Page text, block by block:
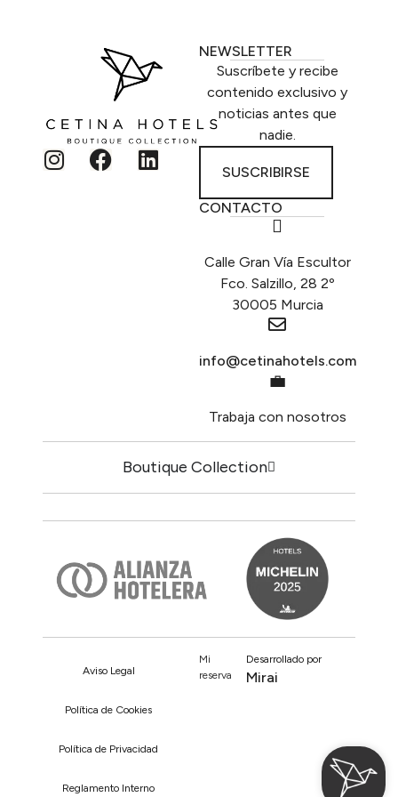
NEWSLETTER
Suscríbete y recibe
contenido exclusivo y
noticias antes que
nadie.
SUSCRIBIRSE
CONTACTO
Calle Gran Vía Escultor
Fco. Salzillo, 28 2º
30005 Murcia
info@cetinahotels.com
Trabaja con nosotros
Boutique Collection
Aviso Legal
Política de Cookies
Política de Privacidad
Reglamento Interno
Mi
reserva
Desarrollado por
Mirai